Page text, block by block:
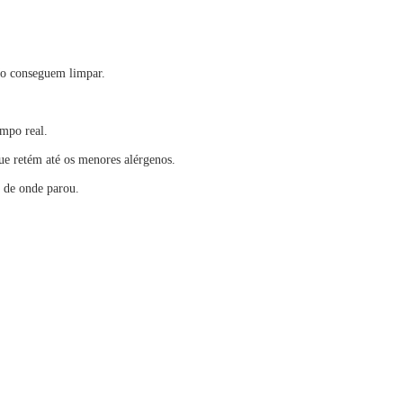
conseguem limpar.
real.
retém até os menores alérgenos.
onde parou.